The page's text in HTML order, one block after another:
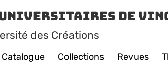
de
des Créations
Catalogue Collections Revues